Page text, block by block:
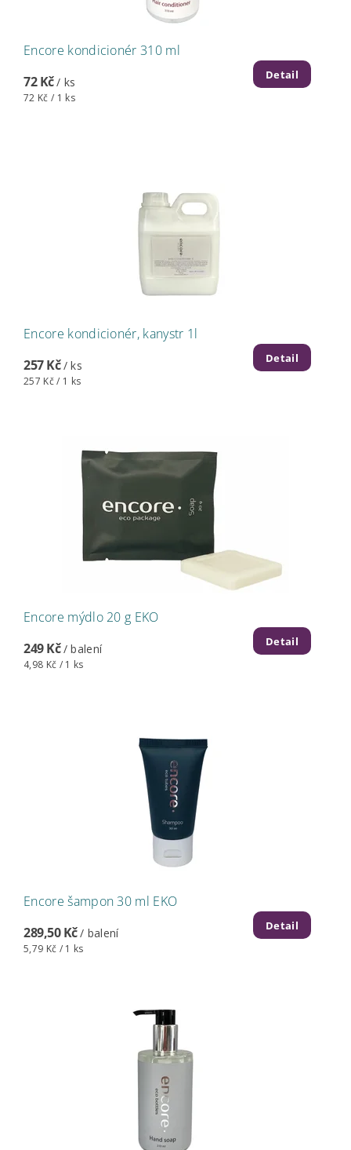
Encore kondicionér 310 ml
72 Kč/ ks
72 Kč / 1 ks
Detail
Encore kondicionér, kanystr 1l
257 Kč/ ks
257 Kč / 1 ks
Detail
Encore mýdlo 20 g EKO
249 Kč/ balení
4,98 Kč / 1 ks
Detail
Encore šampon 30 ml EKO
289,50 Kč/ balení
5,79 Kč / 1 ks
Detail